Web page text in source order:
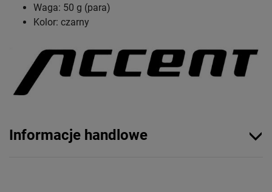
Waga: 50 g (para)
Kolor: czarny
Informacje handlowe